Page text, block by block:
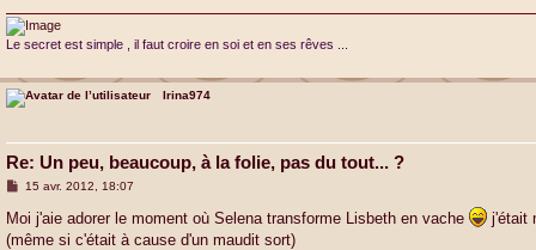
Le secret est simple , il faut croire en soi et en ses rêves ...
Irina974
Re: Un peu, beaucoup, à la folie, pas du tout... ?
M
s
s
a
15 avr. 2012, 18:07
Moi j'aie adorer le moment où Selena transforme Lisbeth en vache
j'était
(même si c'était à cause d'un maudit sort)